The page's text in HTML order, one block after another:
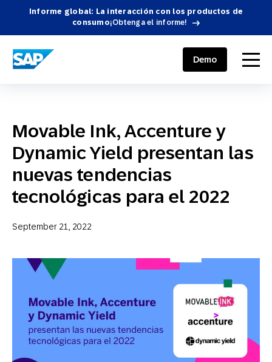
Informe global: La interacción con los productos de
consumo¡Obtenga el informe!
SAP ENGAGEMENT CLOUD menu
Demo
Movable Ink, Accenture y
Dynamic Yield presentan las
nuevas tendencias
tecnológicas para el 2022
September 21, 2022